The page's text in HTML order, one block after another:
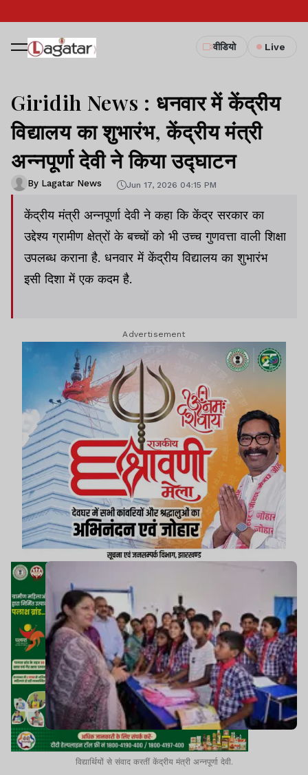
वीडियो Live
Giridih News : धनवार में केंद्रीय
विद्यालय का शुभारंभ, केंद्रीय मंत्री
अन्नपूर्णा देवी ने किया उद्घाटन
By Lagatar News Jun 17, 2026 04:15 PM
केंद्रीय मंत्री अन्नपूर्णा देवी ने कहा कि केंद्र सरकार का
उद्देश्य ग्रामीण क्षेत्रों के बच्चों को भी उच्च गुणवत्ता वाली शिक्षा
उपलब्ध कराना है. धनवार में केंद्रीय विद्यालय का शुभारंभ
इसी दिशा में एक कदम है.
Advertisement
विद्यार्थियों से संवाद करतीं केंद्रीय मंत्री अन्नपूर्णा देवी.